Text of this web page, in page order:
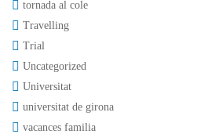
tornada al cole
Travelling
Trial
Uncategorized
Universitat
universitat de girona
vacances familia